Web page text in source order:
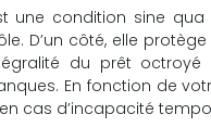
une condition sine
D’un côté, elle
du prêt
En fonction de
cas d’incapacité